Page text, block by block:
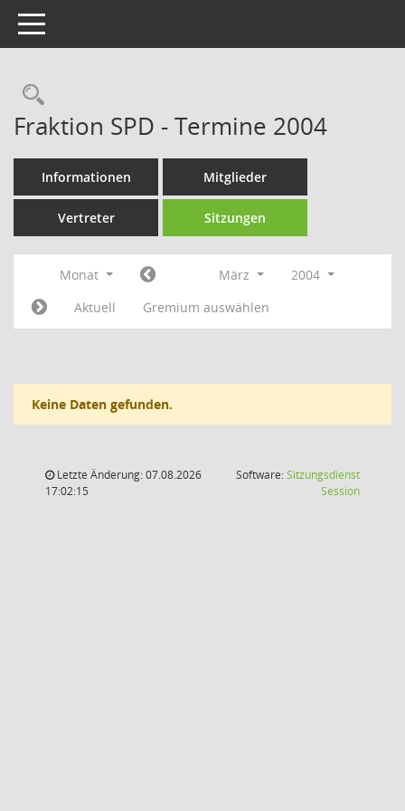
Toggle navigation
Rechercheauswahl
Fraktion SPD - Termine 2004
Informationen Mitglieder
Vertreter Sitzungen
Monat März
2004
Aktuell
Gremium auswählen
Keine Daten gefunden.
Letzte Änderung: 07.08.2026
17:02:15
Software:Sitzungsdienst
Session(Wird in